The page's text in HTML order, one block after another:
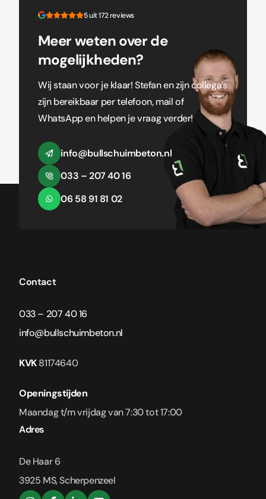
5 uit 172 reviews
Meer weten over de
mogelijkheden?
Wij staan voor je klaar! Stefan en zijn collega’s
zijn bereikbaar per telefoon, mail of
WhatsApp en helpen je vraag verder!
info@bullschuimbeton.nl
033 – 207 40 16
06 58 91 81 02
Contact
033 – 207 40 16
info@bullschuimbeton.nl
KVK81174640
Openingstijden
Maandag t/m vrijdag van 7:30 tot 17:00
Adres
De Haar 6
3925 MS, Scherpenzeel